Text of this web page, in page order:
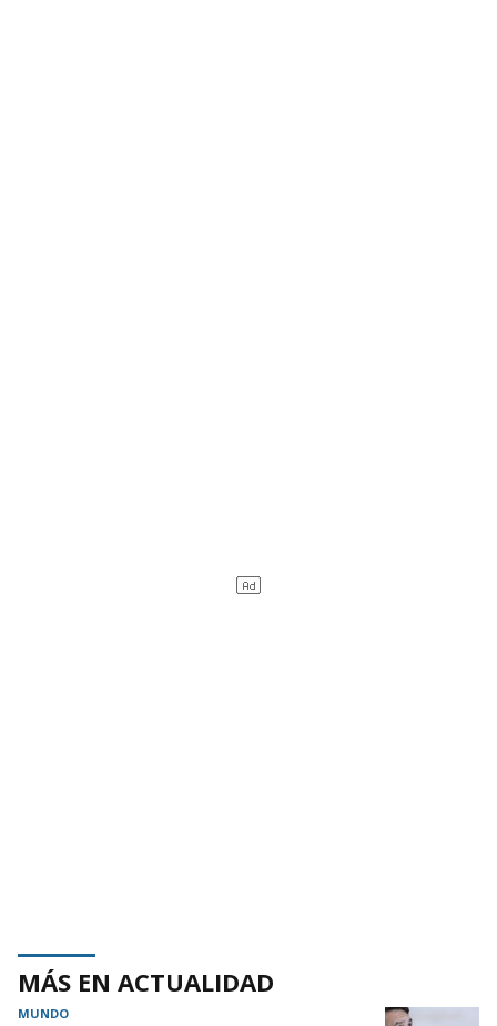
MÁS EN ACTUALIDAD
MUNDO